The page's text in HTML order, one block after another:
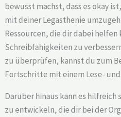
bewusst machst, dass es okay
mit deiner Legasthenie
Ressourcen, die dir dabei helfen
Schreibfähigkeiten zu
zu überprüfen, kannst du zum
Fortschritte mit einem Lese-
Darüber hinaus kann es
zu entwickeln, die dir bei der